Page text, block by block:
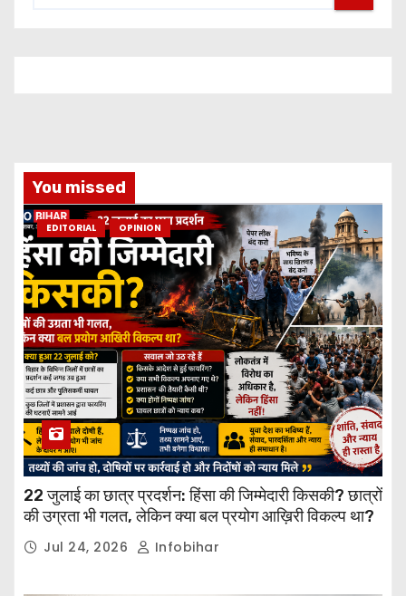
You missed
EDITORIAL OPINION
22 जुलाई का छात्र प्रदर्शन: हिंसा की जिम्मेदारी किसकी? छात्रों
की उग्रता भी गलत, लेकिन क्या बल प्रयोग आख़िरी विकल्प था?
Jul 24, 2026 Infobihar